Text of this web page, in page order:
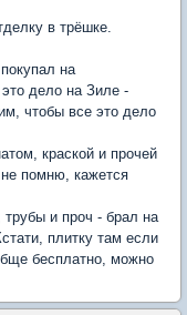
в трёшке.
на
это дело на Зиле -
чтобы все это дело
краской и прочей
помню, кажется
и проч - брал на
плитку там если
бесплатно, можно